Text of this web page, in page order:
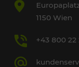
1150 Wien
+43 800 22